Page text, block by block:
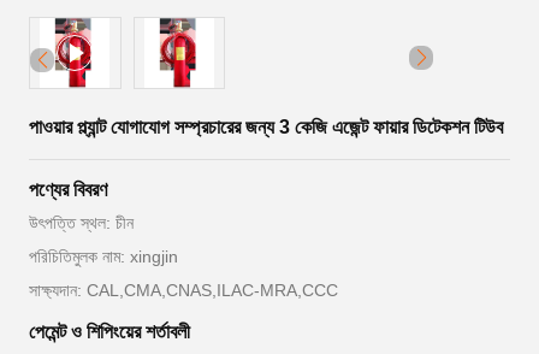
পাওয়ার প্ল্যান্ট যোগাযোগ সম্প্রচারের জন্য 3 কেজি এজেন্ট ফায়ার ডিটেকশন টিউব
পণ্যের বিবরণ
উৎপত্তি স্থল: চীন
পরিচিতিমুলক নাম: xingjin
সাক্ষ্যদান: CAL,CMA,CNAS,ILAC-MRA,CCC
পেমেন্ট ও শিপিংয়ের শর্তাবলী